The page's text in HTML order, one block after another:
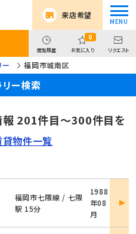
来店希望
閲覧履歴
0
お気に入り リクエスト
ー 福岡市城南区
ー検索
201件目～300件目を
物件一覧
福岡市七隈線 / 七隈
駅 15分
1988
年08
月
詳